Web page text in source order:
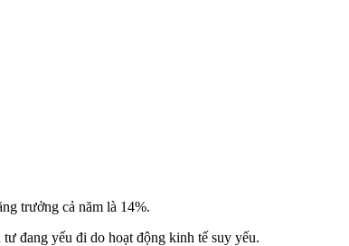
trưởng cả năm là 14%.
đang yếu đi do hoạt động kinh tế suy yếu.